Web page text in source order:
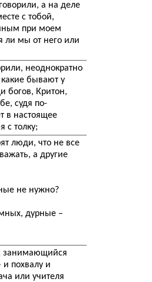
а на деле
с тобой,
при моем
ли мы от него или
неоднократно
бывают у
богов, Критон,
судя по-
в настоящее
с толку;
люди, что не все
а другие
не нужно?
дурные –
занимающийся
похвалу и
или учителя